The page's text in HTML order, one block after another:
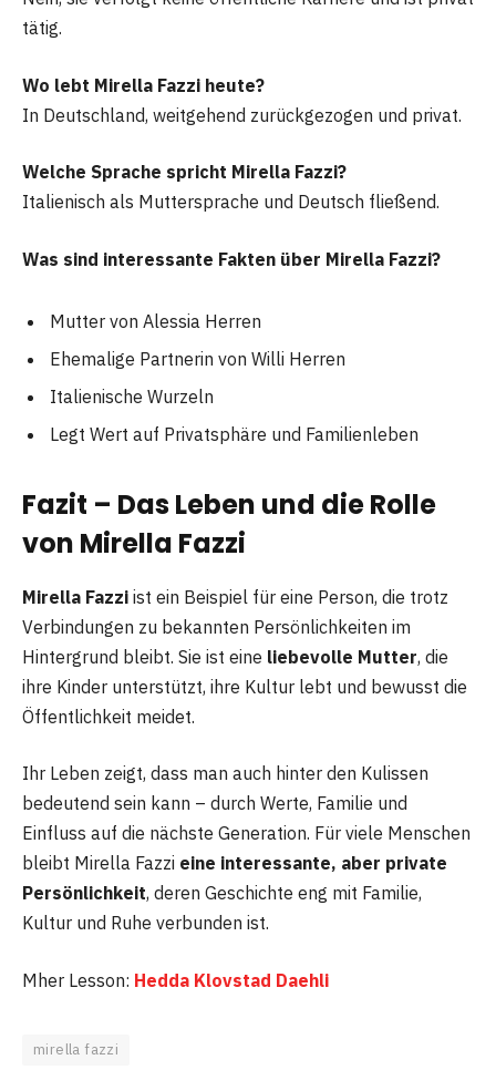
tätig.
Wo lebt Mirella Fazzi heute?
In Deutschland, weitgehend zurückgezogen und privat.
Welche Sprache spricht Mirella Fazzi?
Italienisch als Muttersprache und Deutsch fließend.
Was sind interessante Fakten über Mirella Fazzi?
Mutter von Alessia Herren
Ehemalige Partnerin von Willi Herren
Italienische Wurzeln
Legt Wert auf Privatsphäre und Familienleben
Fazit – Das Leben und die Rolle
von Mirella Fazzi
Mirella Fazzi ist ein Beispiel für eine Person, die trotz
Verbindungen zu bekannten Persönlichkeiten im
Hintergrund bleibt. Sie ist eine liebevolle Mutter, die
ihre Kinder unterstützt, ihre Kultur lebt und bewusst die
Öffentlichkeit meidet.
Ihr Leben zeigt, dass man auch hinter den Kulissen
bedeutend sein kann – durch Werte, Familie und
Einfluss auf die nächste Generation. Für viele Menschen
bleibt Mirella Fazzi eine interessante, aber private
Persönlichkeit, deren Geschichte eng mit Familie,
Kultur und Ruhe verbunden ist.
Mher Lesson: Hedda Klovstad Daehli
mirella fazzi